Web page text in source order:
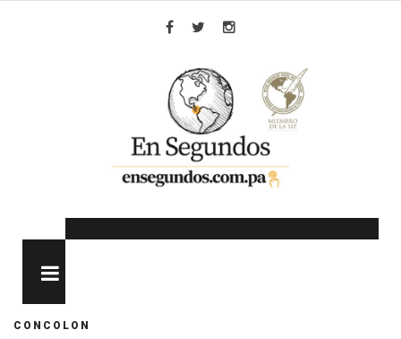
CONCOLON